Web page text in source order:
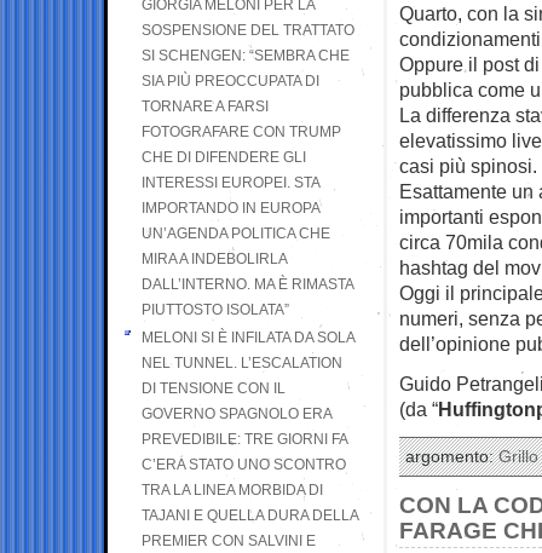
Quarto, con la
Oppure il post
pubblica come
La differenza
elevatissimo
casi più spinosi.
Esattamente un
importanti
circa 70mila
hashtag del
Oggi il
numeri, senza
dell’opinione
Guido
(da “
argomento:Grillo
CON LA
FARAGE
GIORGIA MELONI PER LA
SOSPENSIONE DEL TRATTATO
SI SCHENGEN: “SEMBRA CHE
SIA PIÙ PREOCCUPATA DI
TORNARE A FARSI
FOTOGRAFARE CON TRUMP
CHE DI DIFENDERE GLI
INTERESSI EUROPEI. STA
IMPORTANDO IN EUROPA
UN’AGENDA POLITICA CHE
MIRA A INDEBOLIRLA
DALL’INTERNO. MA È RIMASTA
PIUTTOSTO ISOLATA”
MELONI SI È INFILATA DA SOLA
NEL TUNNEL. L’ESCALATION
DI TENSIONE CON IL
GOVERNO SPAGNOLO ERA
PREVEDIBILE: TRE GIORNI FA
C’ERA STATO UNO SCONTRO
TRA LA LINEA MORBIDA DI
TAJANI E QUELLA DURA DELLA
PREMIER CON SALVINI E